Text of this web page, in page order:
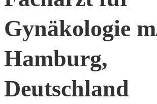
Gynäkologie
Hamburg,
Deutschland